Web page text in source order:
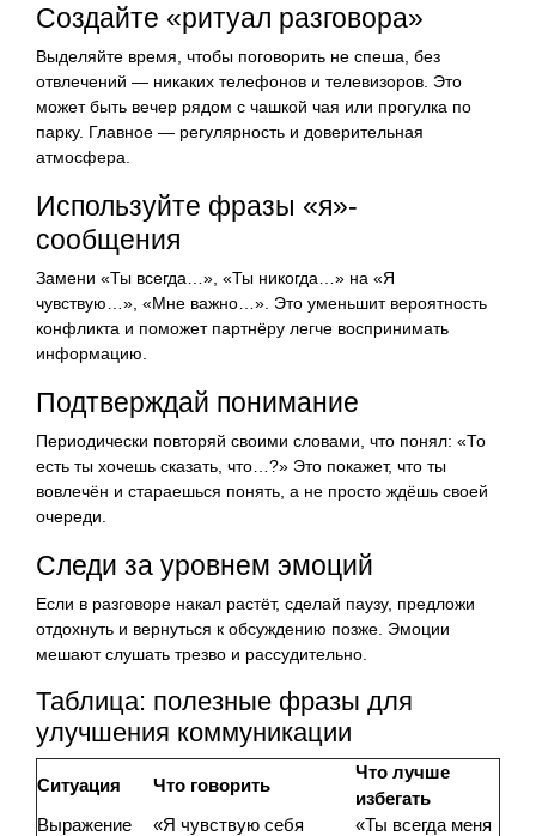
Создайте «ритуал разговора»
Выделяйте время, чтобы поговорить не спеша, без
отвлечений — никаких телефонов и телевизоров. Это
может быть вечер рядом с чашкой чая или прогулка по
парку. Главное — регулярность и доверительная
атмосфера.
Используйте фразы «я»-
сообщения
Замени «Ты всегда…», «Ты никогда…» на «Я
чувствую…», «Мне важно…». Это уменьшит вероятность
конфликта и поможет партнёру легче воспринимать
информацию.
Подтверждай понимание
Периодически повторяй своими словами, что понял: «То
есть ты хочешь сказать, что…?» Это покажет, что ты
вовлечён и стараешься понять, а не просто ждёшь своей
очереди.
Следи за уровнем эмоций
Если в разговоре накал растёт, сделай паузу, предложи
отдохнуть и вернуться к обсуждению позже. Эмоции
мешают слушать трезво и рассудительно.
Таблица: полезные фразы для
улучшения коммуникации
Ситуация Что говорить
Что лучше
избегать
Выражение
«Я чувствую себя
«Ты всегда меня